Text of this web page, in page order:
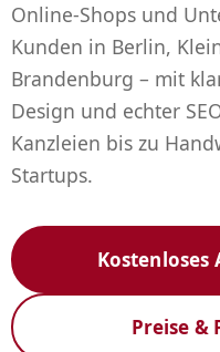
Online-Shops und
Kunden in Berlin,
Brandenburg – mit
Design und echter
Kanzleien bis zu
Startups.
Preise &